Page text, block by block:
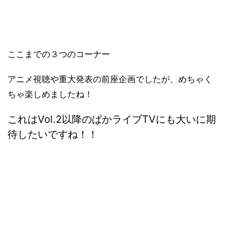
ここまでの３つのコーナー
アニメ視聴や重大発表の前座企画でしたが、めちゃく
ちゃ楽しめましたね！
これはVol.2以降のぱかライブTVにも大いに期
待したいですね！！